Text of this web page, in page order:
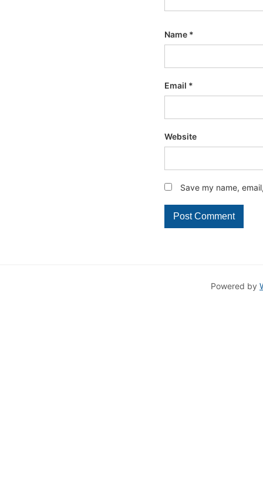
Name *
Email *
Website
Save my name,
Powered by